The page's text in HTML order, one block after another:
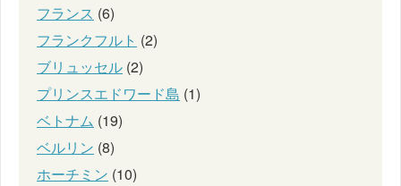
フランス (6)
フランクフルト (2)
ブリュッセル (2)
プリンスエドワード島 (1)
ベトナム (19)
ベルリン (8)
ホーチミン (10)